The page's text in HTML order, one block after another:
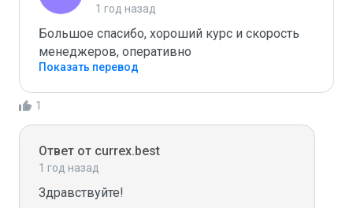
1 год назад
Большое спасибо, хороший курс и скорость
менеджеров, оперативно
Показать перевод
1
Ответ от currex.best
1 год назад
Здравствуйте!